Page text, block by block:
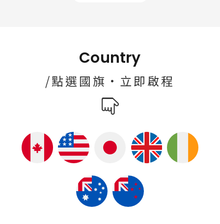
Country
/點選國旗·立即啟程